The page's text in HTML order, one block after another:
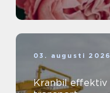
03. augusti 2026
Kranbil effektiv lösning för lyft och